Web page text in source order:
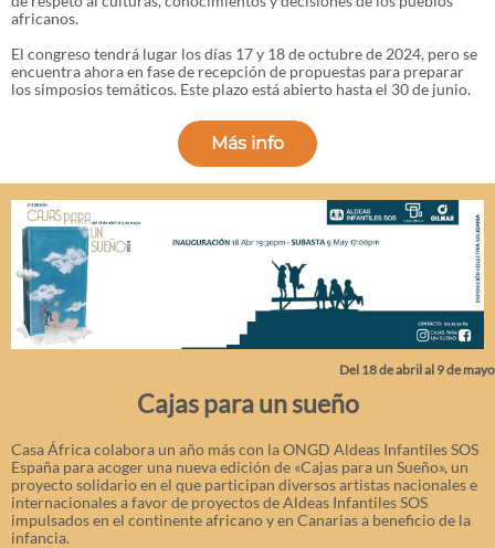
africanos.
El congreso tendrá lugar los días 17 y 18 de octubre de 2024, pero se
encuentra ahora en fase de recepción de propuestas para preparar
los simposios temáticos. Este plazo está abierto hasta el 30 de junio.
Más info
Del 18 de abril al 9 de mayo
Cajas para un sueño
Casa África colabora un año más con la ONGD Aldeas Infantiles SOS
España para acoger una nueva edición de «Cajas para un Sueño», un
proyecto solidario en el que participan diversos artistas nacionales e
internacionales a favor de proyectos de Aldeas Infantiles SOS
impulsados en el continente africano y en Canarias a beneficio de la
infancia.